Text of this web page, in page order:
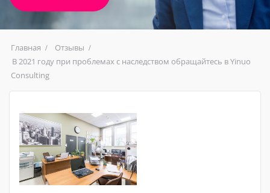
Главная
Отзывы
В 2021 году при проблемах с наследством обращайтесь в Yinuo
Consulting